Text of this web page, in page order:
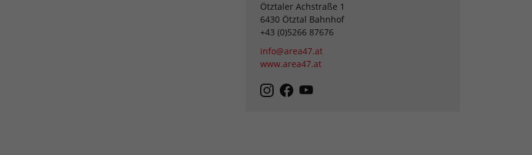
Ötztaler Achstraße 1
6430 Ötztal Bahnhof
+43 (0)5266 87676
info@area47.at
www.area47.at